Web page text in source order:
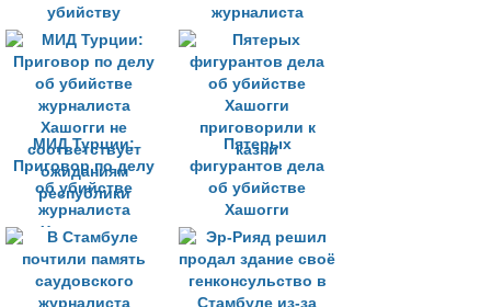
убийству
саудовского
журналиста
пройдут в ноябре
журналиста
МИД Турции:
Приговор по делу
об убийстве
журналиста
Хашогги не
соответствует
ожиданиям
республики
Пятерых
фигурантов дела
об убийстве
Хашогги
приговорили к
казни